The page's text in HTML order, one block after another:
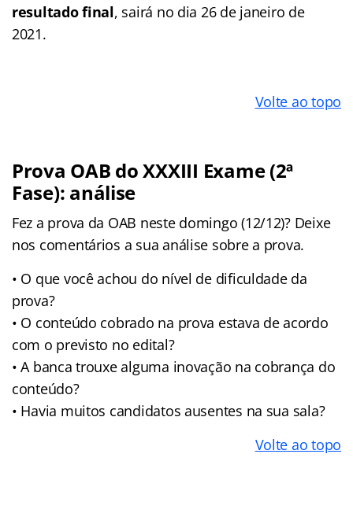
resultado final, sairá no dia 26 de janeiro de
2021.
Volte ao topo
Prova OAB do XXXIII Exame (2ª
Fase): análise
Fez a prova da OAB neste domingo (12/12)? Deixe
nos comentários a sua análise sobre a prova.
• O que você achou do nível de dificuldade da
prova?
• O conteúdo cobrado na prova estava de acordo
com o previsto no edital?
• A banca trouxe alguma inovação na cobrança do
conteúdo?
• Havia muitos candidatos ausentes na sua sala?
Volte ao topo